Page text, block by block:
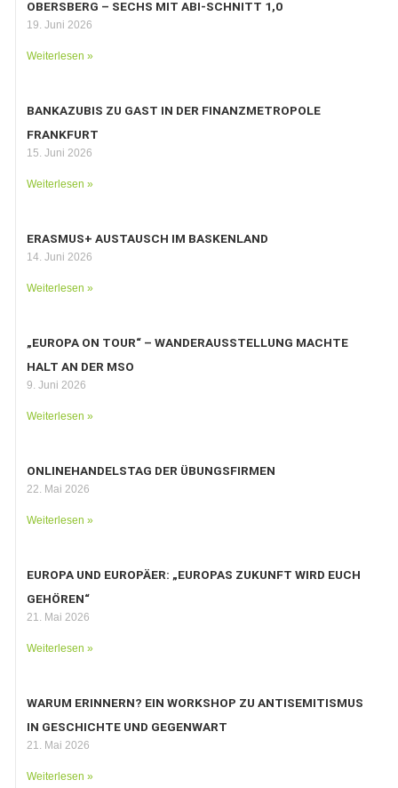
OBERSBERG – SECHS MIT ABI-SCHNITT 1,0
19. Juni 2026
Weiterlesen »
BANKAZUBIS ZU GAST IN DER FINANZMETROPOLE
FRANKFURT
15. Juni 2026
Weiterlesen »
ERASMUS+ AUSTAUSCH IM BASKENLAND
14. Juni 2026
Weiterlesen »
„EUROPA ON TOUR“ – WANDERAUSSTELLUNG MACHTE
HALT AN DER MSO
9. Juni 2026
Weiterlesen »
ONLINEHANDELSTAG DER ÜBUNGSFIRMEN
22. Mai 2026
Weiterlesen »
EUROPA UND EUROPÄER: „EUROPAS ZUKUNFT WIRD EUCH
GEHÖREN“
21. Mai 2026
Weiterlesen »
WARUM ERINNERN? EIN WORKSHOP ZU ANTISEMITISMUS
IN GESCHICHTE UND GEGENWART
21. Mai 2026
Weiterlesen »